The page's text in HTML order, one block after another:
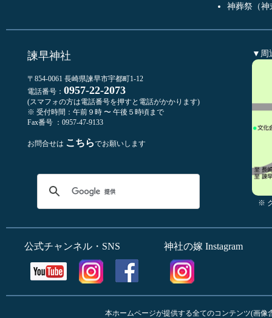
神葬祭（神
諫早神社
〒854-0061 長崎県諫早市宇都町1-12
電話番号： 0957-22-2073
(スマフォの方は電話番号を押すと電話がかかります)
※ 受付時間：午前９時 〜 午後５時頃まで
Fax番号 ：0957-47-9133
お問合せは こちらでお願いします
▼周
※
公式チャンネル・SNS 神社の嫁 Instagram
本ホームページが提供する全てのコンテンツ(画